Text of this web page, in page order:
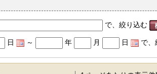
で、絞り込む
日 ～ 年 月 日 で